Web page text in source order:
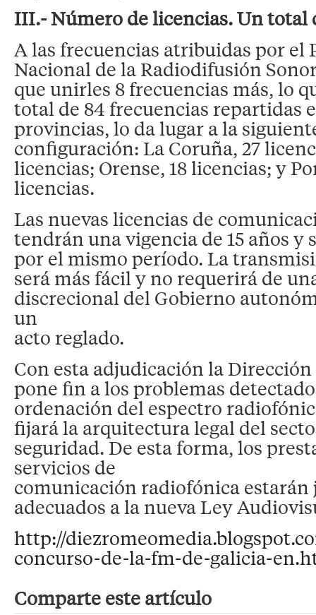
III.- Número de licencias. Un total
A las frecuencias atribuidas por el
Nacional de la Radiodifusión
que unirles 8 frecuencias más, lo
total de 84 frecuencias repartidas
provincias, lo da lugar a la
configuración: La Coruña, 27
licencias; Orense, 18 licencias; y
licencias.
Las nuevas licencias de
tendrán una vigencia de 15 años y
por el mismo período. La
será más fácil y no requerirá de
discrecional del Gobierno
un
acto reglado.
Con esta adjudicación la
pone fin a los problemas
ordenación del espectro
fijará la arquitectura legal del
seguridad. De esta forma, los
servicios de
comunicación radiofónica
adecuados a la nueva Ley
http://
concurso-de-la-fm-de-galicia-
Comparte este artículo